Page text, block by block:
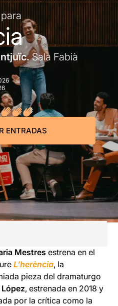
Sala Fabià
ENTRADAS
Mestres estrena en el
L’herència, la
pieza del dramaturgo
, estrenada en 2018 y
por la crítica como la